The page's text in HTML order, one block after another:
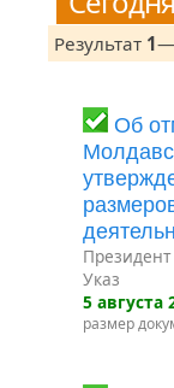
Результат 1—
Об
Указ
5 августа
размер